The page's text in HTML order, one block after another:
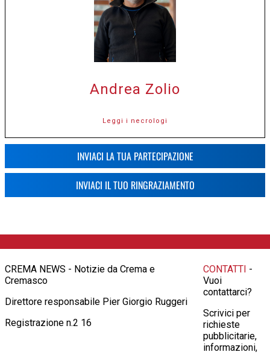
Andrea Zolio
Leggi i necrologi
INVIACI LA TUA PARTECIPAZIONE
INVIACI IL TUO RINGRAZIAMENTO
CREMA NEWS - Notizie da Crema e
Cremasco
Direttore responsabile Pier Giorgio Ruggeri
Registrazione n.2 16
CONTATTI -
Vuoi
contattarci?
Scrivici per
richieste
pubblicitarie,
informazioni,